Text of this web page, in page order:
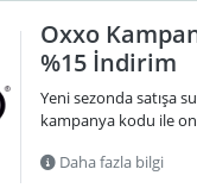
Oxxo
%15 İndirim
Yeni sezonda satışa
kampanya kodu ile
Daha fazla bilgi